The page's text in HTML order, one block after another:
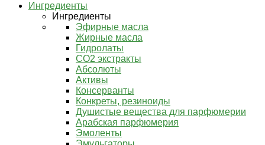
Ингредиенты
Ингредиенты
Эфирные масла
Жирные масла
Гидролаты
СО2 экстракты
Абсолюты
Активы
Консерванты
Конкреты, резиноиды
Душистые вещества для парфюмерии
Арабская парфюмерия
Эмоленты